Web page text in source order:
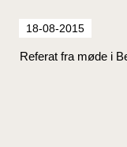
18-08-2015
Referat fra møde i